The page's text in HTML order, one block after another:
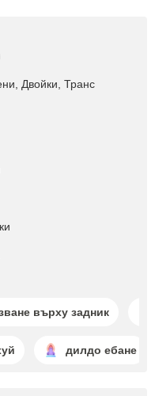
Двойки, Транс
върху задник
дилдо ебане